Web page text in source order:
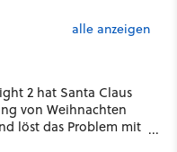
alle anzeigen
2 hat Santa Claus
von Weihnachten
löst das Problem mit